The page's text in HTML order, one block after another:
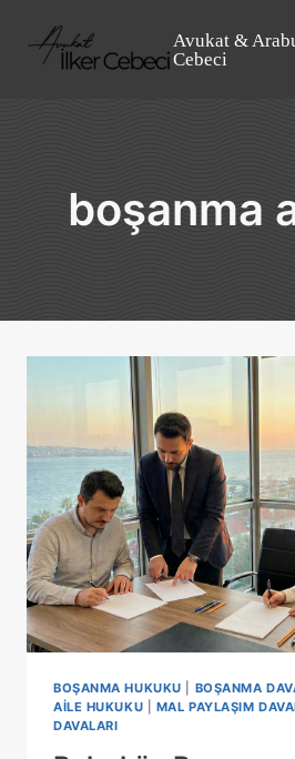
content
Avukat &
Cebeci
boşanma
BOŞANMA HUKUKU BOŞANMA
AILE HUKUKU
MAL PAYLAŞIM
DAVALARI